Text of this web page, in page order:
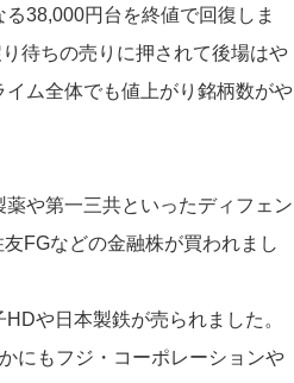
38,000円台を終値で回復しま
待ちの売りに押されて後場はや
ム全体でも値上がり銘柄数がや
や第一三共といったディフェン
FGなどの金融株が買われまし
や日本製鉄が売られました。
にもフジ・コーポレーションや